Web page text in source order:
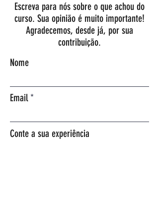
Escreva para nós sobre o que achou do
curso. Sua opinião é muito importante!
Agradecemos, desde já, por sua
contribuição.
Nome
Email
Conte a sua experiência